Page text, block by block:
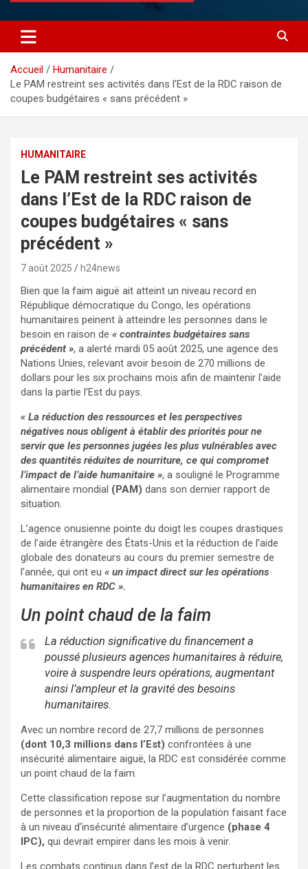
Accueil
Humanitaire
Le PAM restreint ses activités dans l’Est de la RDC raison de
coupes budgétaires « sans précédent »
HUMANITAIRE
Le PAM restreint ses activités
dans l’Est de la RDC raison de
coupes budgétaires « sans
précédent »
7 août 2025 h24news
Bien que la faim aiguë ait atteint un niveau record en
République démocratique du Congo, les opérations
humanitaires peinent à atteindre les personnes dans le
besoin en raison de « contraintes budgétaires sans
précédent », a alerté mardi 05 août 2025, une agence des
Nations Unies, relevant avoir besoin de 270 millions de
dollars pour les six prochains mois afin de maintenir l’aide
dans la partie l’Est du pays.
« La réduction des ressources et les perspectives
négatives nous obligent à établir des priorités pour ne
servir que les personnes jugées les plus vulnérables avec
des quantités réduites de nourriture, ce qui compromet
l’impact de l’aide humanitaire », a souligné le Programme
alimentaire mondial (PAM) dans son dernier rapport de
situation.
L’agence onusienne pointe du doigt les coupes drastiques
de l’aide étrangère des États-Unis et la réduction de l’aide
globale des donateurs au cours du premier semestre de
l’année, qui ont eu « un impact direct sur les opérations
humanitaires en RDC ».
Un point chaud de la faim
La réduction significative du financement a
poussé plusieurs agences humanitaires à réduire,
voire à suspendre leurs opérations, augmentant
ainsi l’ampleur et la gravité des besoins
humanitaires.
Avec un nombre record de 27,7 millions de personnes
(dont 10,3 millions dans l’Est) confrontées à une
insécurité alimentaire aiguë, la RDC est considérée comme
un point chaud de la faim.
Cette classification repose sur l’augmentation du nombre
de personnes et la proportion de la population faisant face
à un niveau d’insécurité alimentaire d’urgence (phase 4
IPC), qui devrait empirer dans les mois à venir.
Les combats continus dans l’est de la RDC perturbent les